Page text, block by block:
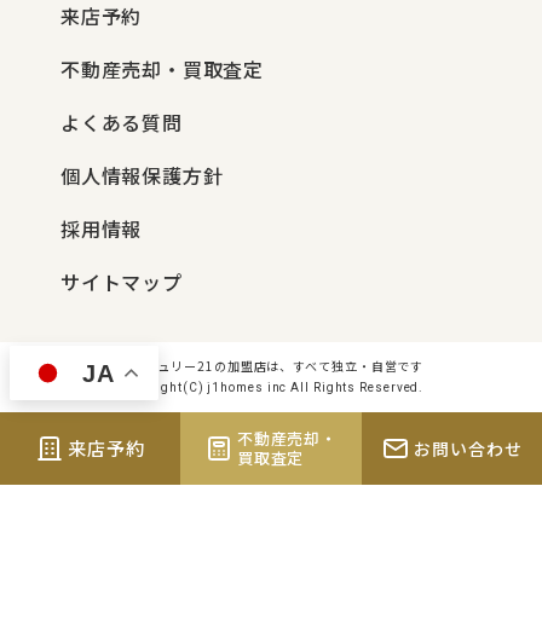
来店予約
不動産売却・買取査定
よくある質問
個人情報保護方針
採用情報
サイトマップ
センチュリー21の加盟店は、すべて独立・自営です
Copyright(C) j1homes inc All Rights Reserved.
来店予約
不動産売却・
買取査定
お問い合わせ
JA